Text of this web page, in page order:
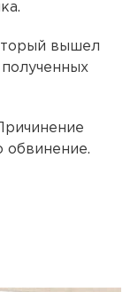
вышел
обвинение.